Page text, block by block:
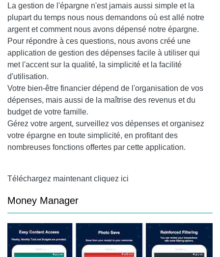
La gestion de l'épargne n'est jamais aussi simple et la
plupart du temps nous nous demandons où est allé notre
argent et comment nous avons dépensé notre épargne.
Pour répondre à ces questions, nous avons créé une
application de gestion des dépenses facile à utiliser qui
met l'accent sur la qualité, la simplicité et la facilité
d'utilisation.
Votre bien-être financier dépend de l'organisation de vos
dépenses, mais aussi de la maîtrise des revenus et du
budget de votre famille.
Gérez votre argent, surveillez vos dépenses et organisez
votre épargne en toute simplicité, en profitant des
nombreuses fonctions offertes par cette application.
Téléchargez maintenant cliquez ici
Money Manager